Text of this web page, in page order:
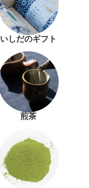
いしだのギフト
煎茶